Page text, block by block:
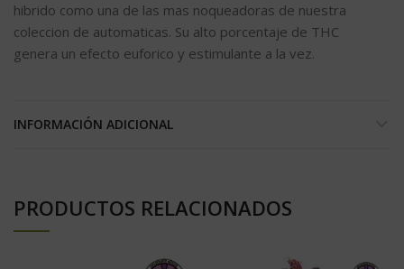
hibrido como una de las mas noqueadoras de nuestra
coleccion de automaticas. Su alto porcentaje de THC
genera un efecto euforico y estimulante a la vez.
INFORMACIÓN ADICIONAL
PRODUCTOS RELACIONADOS